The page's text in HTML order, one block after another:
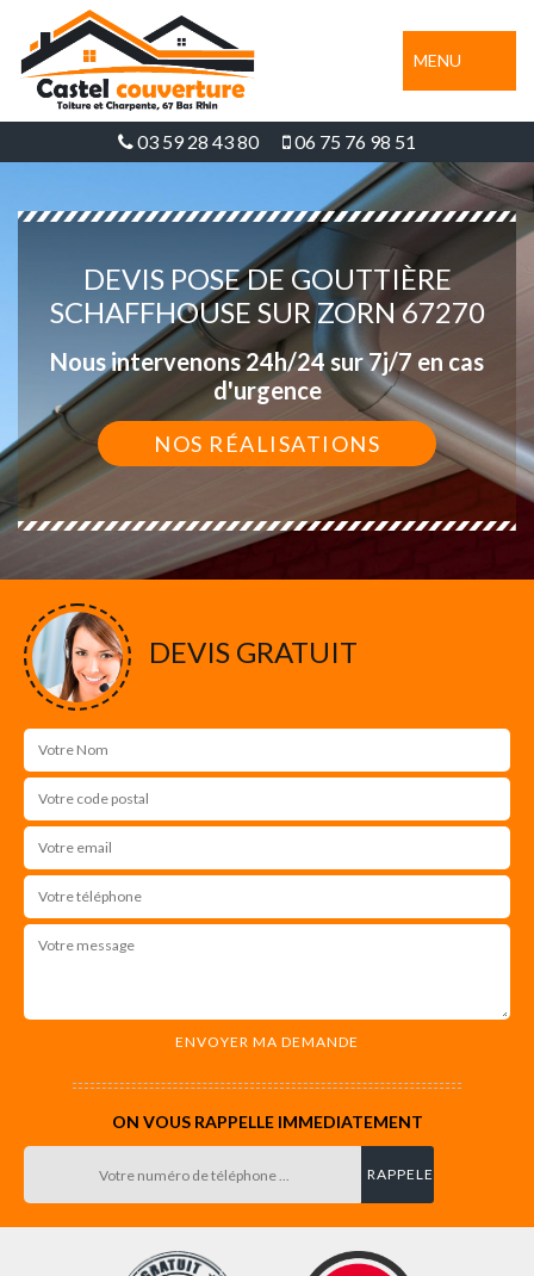
MENU
03 59 28 43 80 06 75 76 98 51
DEVIS POSE DE GOUTTIÈRE
SCHAFFHOUSE SUR ZORN 67270
Nous intervenons 24h/24 sur 7j/7 en cas
d'urgence
NOS RÉALISATIONS
DEVIS GRATUIT
ON VOUS RAPPELLE IMMEDIATEMENT